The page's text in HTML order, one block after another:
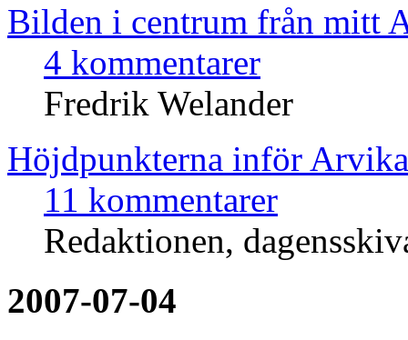
Bilden i centrum från mitt
4 kommentarer
Fredrik Welander
Höjdpunkterna inför
11 kommentarer
Redaktionen,
2007-07-04